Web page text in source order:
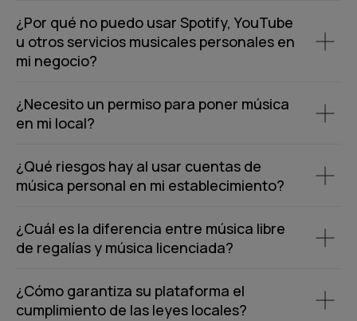
¿Por qué no puedo usar Spotify, YouTube
u otros servicios musicales personales en
mi negocio?
¿Necesito un permiso para poner música
en mi local?
¿Qué riesgos hay al usar cuentas de
música personal en mi establecimiento?
¿Cuál es la diferencia entre música libre
de regalías y música licenciada?
¿Cómo garantiza su plataforma el
cumplimiento de las leyes locales?